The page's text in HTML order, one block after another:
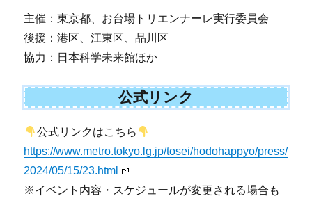
主催：東京都、お台場トリエンナーレ実行委員会
後援：港区、江東区、品川区
協力：日本科学未来館ほか
公式リンク
公式リンクはこちら
https://www.metro.tokyo.lg.jp/tosei/hodohappyo/press/
2024/05/15/23.html
※イベント内容・スケジュールが変更される場合も